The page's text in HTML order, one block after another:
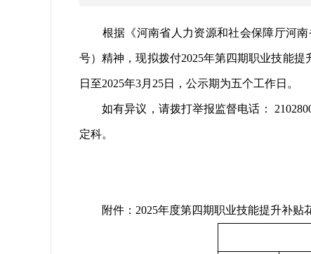
根据《河南省人力资源和社会保障厅河南
号）精神，现拟拨付2025年第四期职业技能
日至2025年3月25日，公示期为五个工作日。
如有异议，请拨打举报监督电话： 2102800
定科。
附件：2025年度第四期职业技能提升补贴